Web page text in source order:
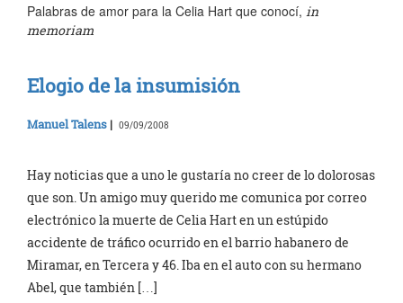
Palabras de amor para la Celia Hart que conocí, in
memoriam
Elogio de la insumisión
Manuel Talens | 09/09/2008
Hay noticias que a uno le gustaría no creer de lo dolorosas
que son. Un amigo muy querido me comunica por correo
electrónico la muerte de Celia Hart en un estúpido
accidente de tráfico ocurrido en el barrio habanero de
Miramar, en Tercera y 46. Iba en el auto con su hermano
Abel, que también […]